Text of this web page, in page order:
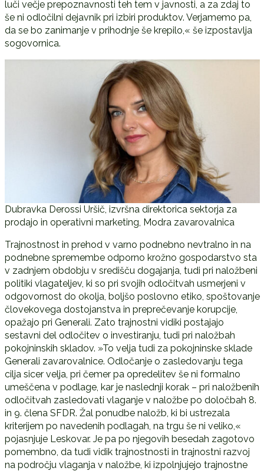
luči večje prepoznavnosti teh tem v javnosti, a za zdaj to
še ni odločilni dejavnik pri izbiri produktov. Verjamemo pa,
da se bo zanimanje v prihodnje še krepilo,« še izpostavlja
sogovornica.
Dubravka Derossi Uršič, izvršna direktorica sektorja za
prodajo in operativni marketing, Modra zavarovalnica
Trajnostnost in prehod v varno podnebno nevtralno in na
podnebne spremembe odporno krožno gospodarstvo sta
v zadnjem obdobju v središču dogajanja, tudi pri naložbeni
politiki vlagateljev, ki so pri svojih odločitvah usmerjeni v
odgovornost do okolja, boljšo poslovno etiko, spoštovanje
človekovega dostojanstva in preprečevanje korupcije,
opažajo pri Generali. Zato trajnostni vidiki postajajo
sestavni del odločitev o investiranju, tudi pri naložbah
pokojninskih skladov. »To velja tudi za pokojninske sklade
Generali zavarovalnice. Odločanje o zasledovanju tega
cilja sicer velja, pri čemer pa opredelitev še ni formalno
umeščena v podlage, kar je naslednji korak – pri naložbenih
odločitvah zasledovati vlaganje v naložbe po določbah 8.
in 9. člena SFDR. Žal ponudbe naložb, ki bi ustrezala
kriterijem po navedenih podlagah, na trgu še ni veliko,«
pojasnjuje Leskovar. Je pa po njegovih besedah zagotovo
pomembno, da tudi vidik trajnostnosti in trajnostni razvoj
na področju vlaganja v naložbe, ki izpolnjujejo trajnostne